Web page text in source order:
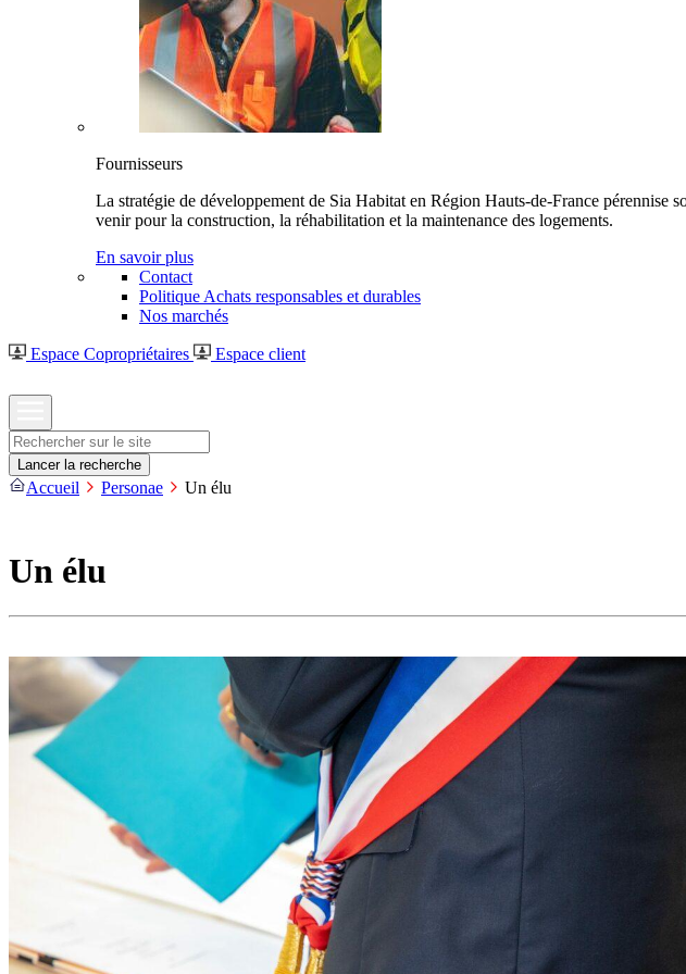
Fournisseurs
La stratégie de développement de Sia Habitat en Région Hauts-de-France pérennise
venir pour la construction, la réhabilitation et la maintenance des logements.
En savoir plus
Contact
Politique Achats responsables et durables
Nos marchés
Espace Copropriétaires Espace client
Rechercher
Lancer la recherche
Accueil Personae Un élu
Un élu